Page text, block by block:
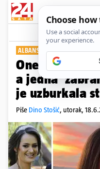
ALBANSKE WAGS-ICE
One su
a jedna
je uzburkala
Piše Dino Stošić, utorak,